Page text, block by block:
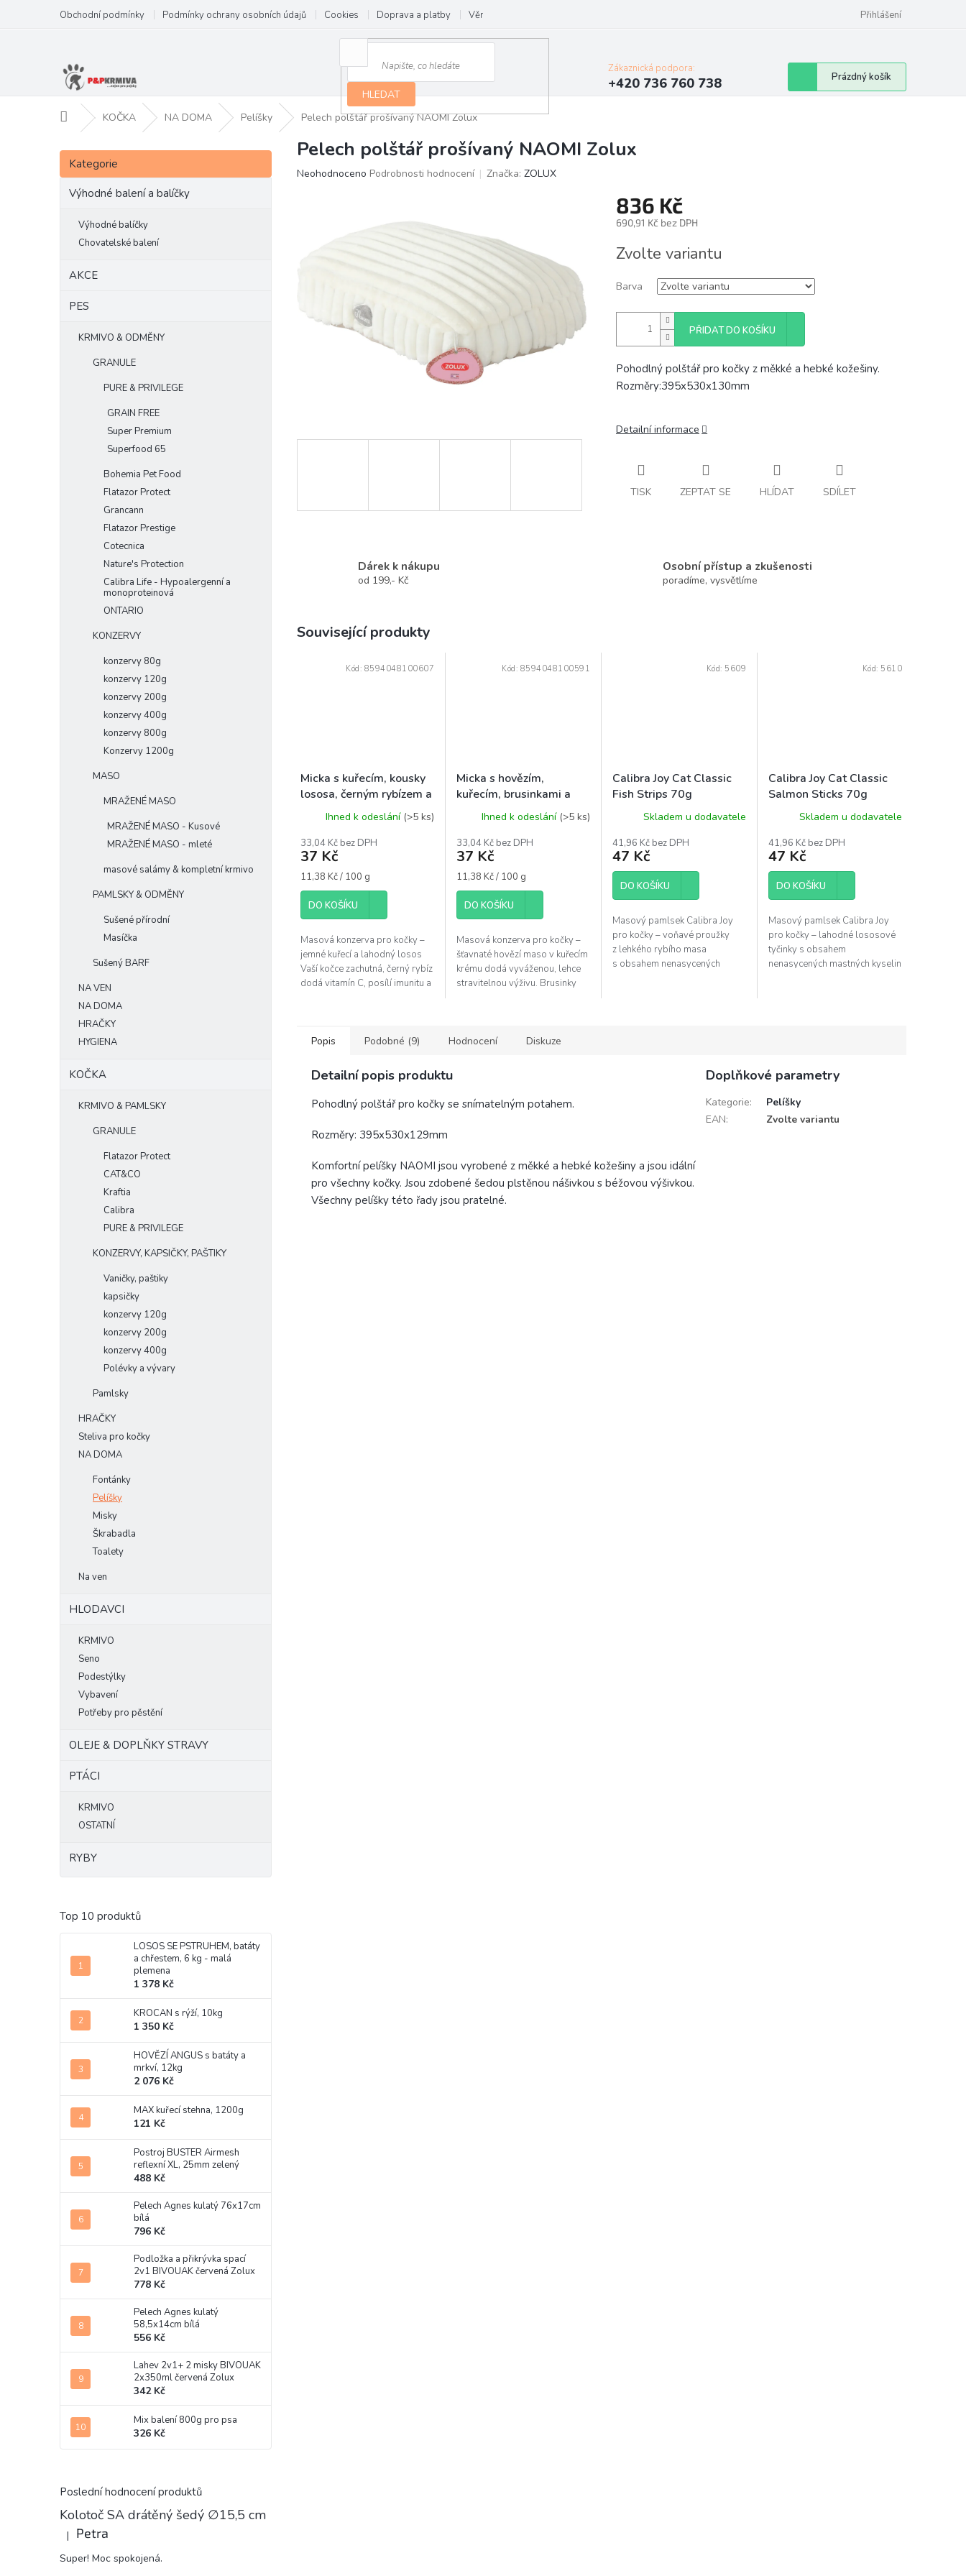
obsah
Obchodní podmínky Podmínky ochrany osobních údajů Cookies Doprava a platby Věrnostní program Přihlášení
HLEDAT
Zákaznická podpora:
+420 736 760 738
Nákupní
košík
Prázdný košík
Domů KOČKA NA DOMA Pelíšky Pelech polštář prošívaný NAOMI Zolux
P
s
Přeskočit
kategorie
Kategorie
Výhodné balení a balíčky
Výhodné balíčky
Chovatelské balení
AKCE
PES
KRMIVO & ODMĚNY
GRANULE
PURE & PRIVILEGE
GRAIN FREE
Super Premium
Superfood 65
Bohemia Pet Food
Flatazor Protect
Grancann
Flatazor Prestige
Cotecnica
Nature's Protection
Calibra Life - Hypoalergenní a
monoproteinová
ONTARIO
KONZERVY
konzervy 80g
konzervy 120g
konzervy 200g
konzervy 400g
konzervy 800g
Konzervy 1200g
MASO
MRAŽENÉ MASO
MRAŽENÉ MASO - Kusové
MRAŽENÉ MASO - mleté
masové salámy & kompletní krmivo
PAMLSKY & ODMĚNY
Sušené přírodní
Masíčka
Sušený BARF
NA VEN
NA DOMA
HRAČKY
HYGIENA
KOČKA
KRMIVO & PAMLSKY
GRANULE
Flatazor Protect
CAT&CO
Kraftia
Calibra
PURE & PRIVILEGE
KONZERVY, KAPSIČKY, PAŠTIKY
Vaničky, paštiky
kapsičky
konzervy 120g
konzervy 200g
konzervy 400g
Polévky a vývary
Pamlsky
HRAČKY
Steliva pro kočky
NA DOMA
Fontánky
Pelíšky
Misky
Škrabadla
Toalety
Na ven
HLODAVCI
KRMIVO
Seno
Podestýlky
Vybavení
Potřeby pro pěstění
OLEJE & DOPLŇKY STRAVY
PTÁCI
KRMIVO
OSTATNÍ
RYBY
Top 10 produktů
LOSOS SE PSTRUHEM, batáty
a chřestem, 6 kg - malá
plemena
1 378 Kč
KROCAN s rýží, 10kg
1 350 Kč
HOVĚZÍ ANGUS s batáty a
mrkví, 12kg
2 076 Kč
MAX kuřecí stehna, 1200g
121 Kč
Postroj BUSTER Airmesh
reflexní XL, 25mm zelený
488 Kč
Pelech Agnes kulatý 76x17cm
bílá
796 Kč
Podložka a přikrývka spací
2v1 BIVOUAK červená Zolux
778 Kč
Pelech Agnes kulatý
58,5x14cm bílá
556 Kč
Lahev 2v1+ 2 misky BIVOUAK
2x350ml červená Zolux
342 Kč
Mix balení 800g pro psa
326 Kč
Poslední hodnocení produktů
Kolotoč SA drátěný šedý ∅15,5 cm
Hodnocení produktu je 5 z 5 hvězdiček.
| Petra
Super! Moc spokojená.
Pelech polštář prošívaný NAOMI Zolux
Průměrné
Neohodnoceno Podrobnosti hodnocení Značka: ZOLUX
836 Kč
690,91 Kč bez DPH
cena:
Zvolte variantu
Barva
PŘIDAT DO KOŠÍKU
Pohodlný polštář pro kočky z měkké a hebké kožešiny.
Rozměry:395x530x130mm
Detailní informace
TISK ZEPTAT SE HLÍDAT SDÍLET
Dárek k nákupu
od 199,- Kč
Osobní přístup a zkušenosti
poradíme, vysvětlíme
Související produkty
Micka s kuřecím, kousky
lososa, černým rybízem a
taurinem 325 g
Ihned k odeslání (>5 ks)
33,04 Kč bez DPH
37 Kč
Měrná
cena:
11,38 Kč / 100 g
DO KOŠÍKU
Masová konzerva pro kočky –
jemné kuřecí a lahodný losos
Vaší kočce zachutná, černý rybíz
dodá vitamín C, posílí imunitu a
Kód: 8594048100607
Micka s hovězím,
kuřecím, brusinkami a
taurinem 325 g
Ihned k odeslání (>5 ks)
33,04 Kč bez DPH
37 Kč
Měrná
cena:
11,38 Kč / 100 g
DO KOŠÍKU
Masová konzerva pro kočky –
šťavnaté hovězí maso v kuřecím
krému dodá vyváženou, lehce
stravitelnou výživu. Brusinky
Kód: 8594048100591
Calibra Joy Cat Classic
Fish Strips 70g
Skladem u dodavatele
41,96 Kč bez DPH
47 Kč
DO KOŠÍKU
Masový pamlsek Calibra Joy
pro kočky – voňavé proužky
z lehkého rybího masa
s obsahem nenasycených
Kód: 5609
Calibra Joy Cat Classic
Salmon Sticks 70g
Skladem u dodavatele
41,96 Kč bez DPH
47 Kč
DO KOŠÍKU
Masový pamlsek Calibra Joy
pro kočky – lahodné lososové
tyčinky s obsahem
nenasycených mastných kyselin
Kód: 5610
Popis Podobné (9) Hodnocení Diskuze
Detailní popis produktu
Pohodlný polštář pro kočky se snímatelným potahem.
Rozměry: 395x530x129mm
Komfortní pelíšky NAOMI jsou vyrobené z měkké a hebké kožešiny a jsou idální
pro všechny kočky. Jsou zdobené šedou plstěnou nášivkou s béžovou výšivkou.
Všechny pelíšky této řady jsou pratelné.
Doplňkové parametry
Kategorie:
Pelíšky
EAN: Zvolte variantu